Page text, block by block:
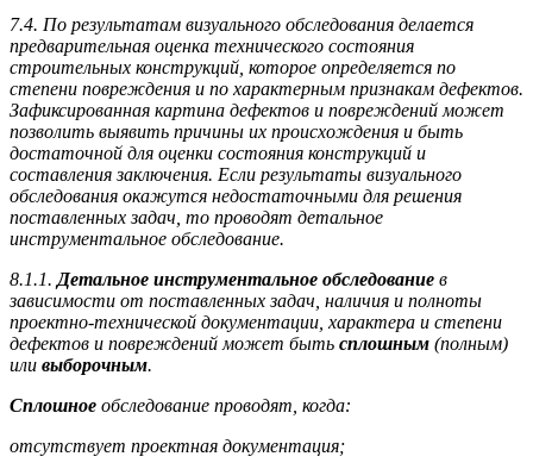
7.4. По результатам визуального обследования делается
предварительная оценка технического состояния
строительных конструкций, которое определяется по
степени повреждения и по характерным признакам дефектов.
Зафиксированная картина дефектов и повреждений может
позволить выявить причины их происхождения и быть
достаточной для оценки состояния конструкций и
составления заключения. Если результаты визуального
обследования окажутся недостаточными для решения
поставленных задач, то проводят детальное
инструментальное обследование.
8.1.1. Детальное инструментальное обследование в
зависимости от поставленных задач, наличия и полноты
проектно-технической документации, характера и степени
дефектов и повреждений может быть сплошным (полным)
или выборочным.
Сплошное обследование проводят, когда:
отсутствует проектная документация;